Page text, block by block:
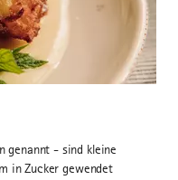
genannt - sind kleine
in Zucker gewendet